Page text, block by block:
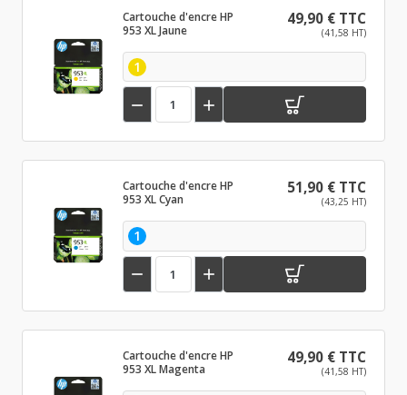
Cartouche d'encre HP
953 XL Jaune
49,90 € TTC
(41,58 HT)
1
 
Cartouche d'encre HP
953 XL Cyan
51,90 € TTC
(43,25 HT)
1
 
Cartouche d'encre HP
953 XL Magenta
49,90 € TTC
(41,58 HT)